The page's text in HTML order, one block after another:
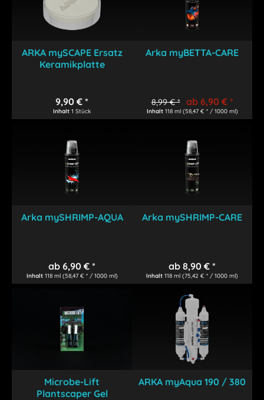
ARKA mySCAPE Ersatz
Keramikplatte
9,90 € *
Inhalt1 Stück
Arka myBETTA-CARE
8,99 € * ab 6,90 € *
Inhalt 118 ml (58,47 € * / 1000 ml)
Arka mySHRIMP-AQUA
ab 6,90 € *
Inhalt 118 ml (58,47 € * / 1000 ml)
Arka mySHRIMP-CARE
ab 8,90 € *
Inhalt118 ml(75,42 € * / 1000 ml)
Microbe-Lift
Plantscaper Gel
ARKA myAqua 190 / 380